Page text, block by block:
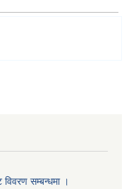
सम्बन्धमा ।